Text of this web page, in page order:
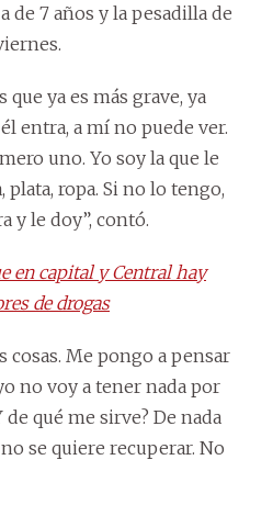
de 7 años y la pesadilla de
que ya es más grave, ya
entra, a mí no puede ver.
uno. Yo soy la que le
plata, ropa. Si no lo tengo,
y le doy”, contó.
en capital y Central hay
de drogas
cosas. Me pongo a pensar
no voy a tener nada por
qué me sirve? De nada
se quiere recuperar. No